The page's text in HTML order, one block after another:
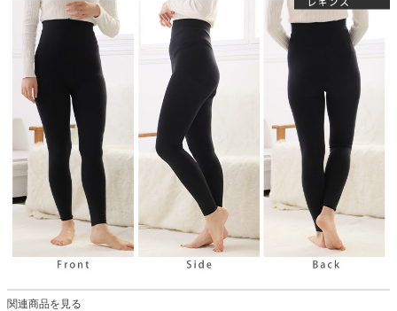
関連商品を見る